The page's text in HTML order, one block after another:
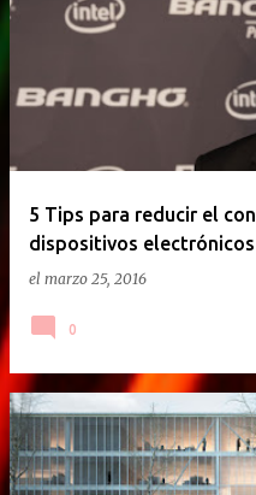
5 Tips para reducir el
dispositivos electrónicos
el marzo 25, 2016
0